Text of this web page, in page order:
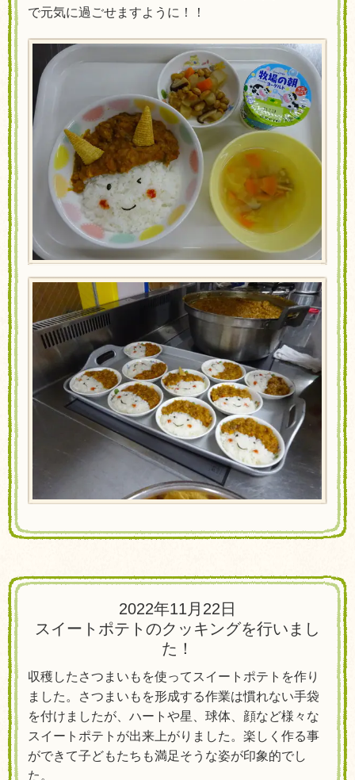
で元気に過ごせますように！！
2022年11月22日
スイートポテトのクッキングを行いまし
た！
収穫したさつまいもを使ってスイートポテトを作り
ました。さつまいもを形成する作業は慣れない手袋
を付けましたが、ハートや星、球体、顔など様々な
スイートポテトが出来上がりました。楽しく作る事
ができて子どもたちも満足そうな姿が印象的でし
た。